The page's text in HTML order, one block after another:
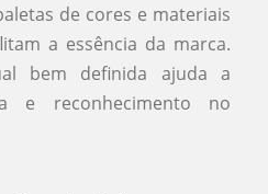
de cores e materiais
a essência da marca.
bem definida ajuda a
e reconhecimento no